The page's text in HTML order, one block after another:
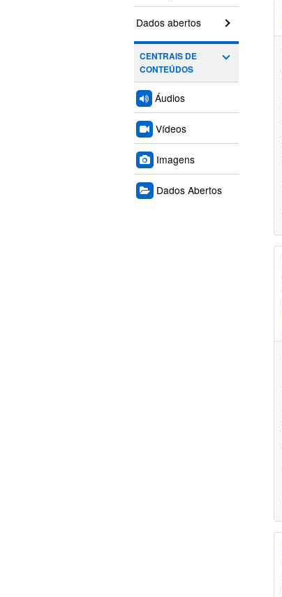
Dados abertos
CENTRAIS DE
CONTEÚDOS
Áudios
Vídeos
Imagens
Dados Abertos